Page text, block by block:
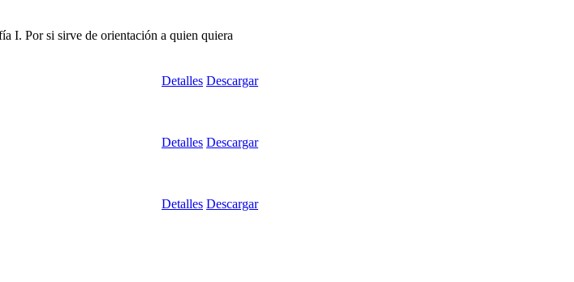
I. Por si sirve de orientación a quien quiera
Detalles Descargar
Detalles Descargar
Detalles Descargar